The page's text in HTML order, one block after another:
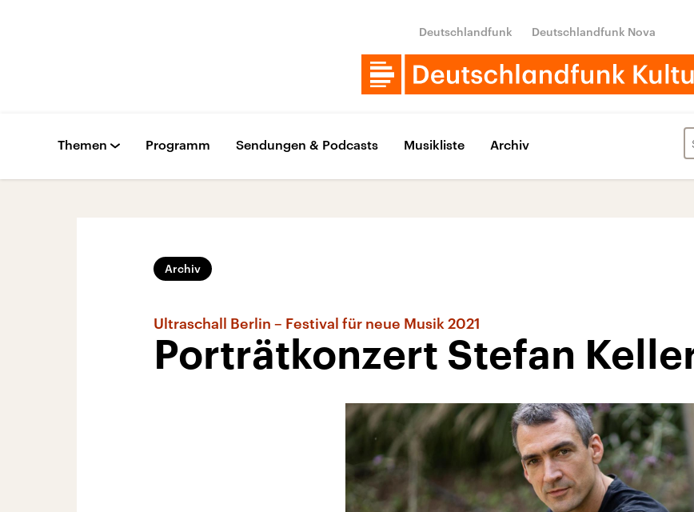
Deutschlandfunk Deutschlandfunk Nova
Themen Programm Sendungen & Podcasts Musikliste Archiv
Archiv
Ultraschall Berlin – Festival für neue Musik 2021
Porträtkonzert Stefan